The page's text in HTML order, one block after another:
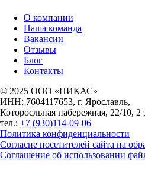
О компании
Наша команда
Вакансии
Отзывы
Блог
Контакты
© 2025 ООО «НИКАС»
ИНН: 7604117653, г. Ярославль,
Которосльная набережная, 22/10, 2
тел.: +7 (930)114-09-06
Политика конфиденциальности
Согласие посетителей сайта на
Соглашение об использовании